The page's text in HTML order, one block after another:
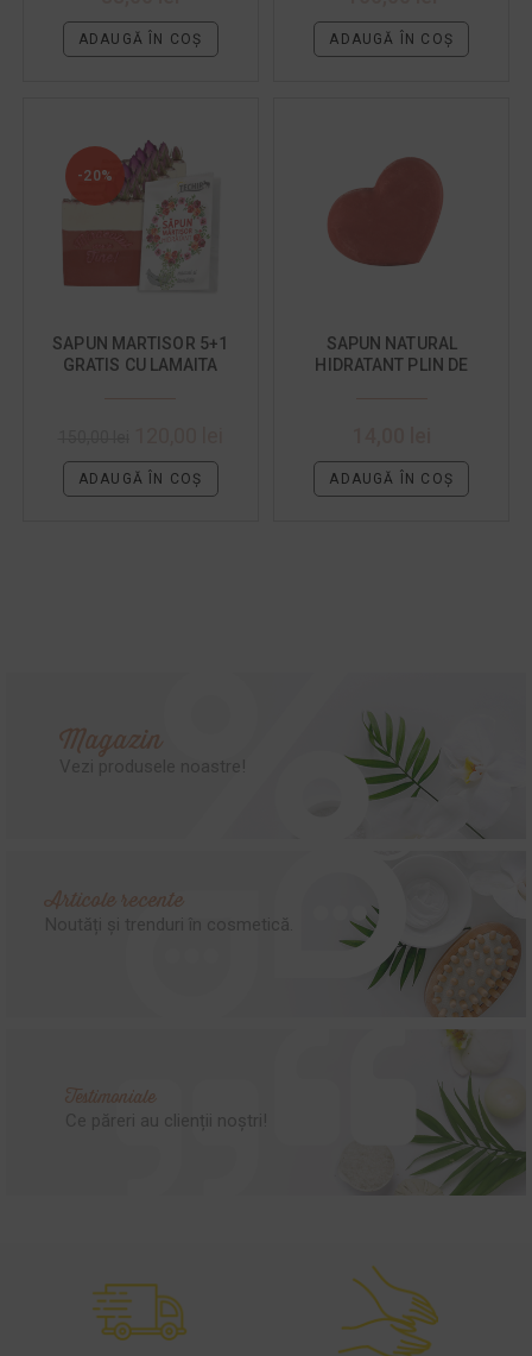
ADAUGĂ ÎN COȘ ADAUGĂ ÎN COȘ
-20%
SAPUN MARTISOR 5+1
GRATIS CU LAMAITA
ADAUGĂ ÎN COȘ
SAPUN NATURAL
HIDRATANT PLIN DE
ADAUGĂ ÎN COȘ
Magazin
Vezi produsele noastre!
Articole recente
Noutăți și trenduri în cosmetică.
Testimoniale
Ce păreri au clienții noștri!